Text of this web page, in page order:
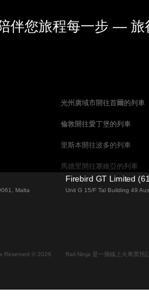
伴您旅程每一步 — 旅
光州廣域市開往首爾的列車
倫敦開往愛丁堡的列車
里斯本開往波多的列車
馬德里開往塞維亞的列車
巴塞罗那開往塞維亞的列車
首爾開往大邱廣域市的列車
Malta
Firebird GT Limited
Unit G 15/F Tal Building 49
Reserved © 2026 Rail Ninja 是一個線上火車票預